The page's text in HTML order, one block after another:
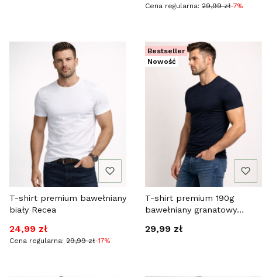
Cena regularna: 29,99 zł-7%
T-shirt premium bawełniany
biały Recea
Cena promocyjna
24,99 zł
Cena regularna: 29,99 zł-17%
Bestseller
Nowość
T-shirt premium 190g
bawełniany granatowy
Cena
29,99 zł